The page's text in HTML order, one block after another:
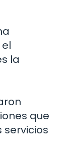
la
que